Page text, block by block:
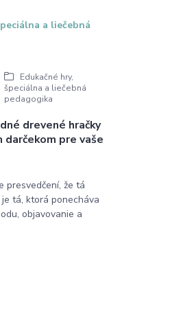
drevené hračky
pre vaše
Edukačné hry,
špeciálna a liečebná
pedagogika
presvedčení, že tá
tá, ktorá ponecháva
objavovanie a